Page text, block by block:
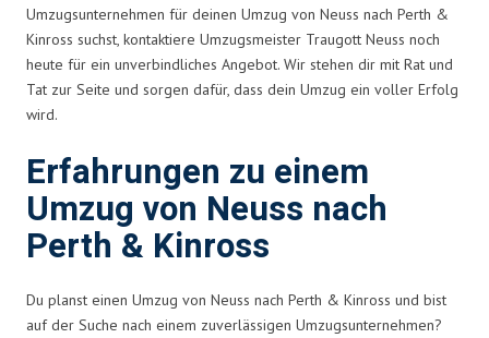
Umzugsunternehmen für deinen Umzug von Neuss nach Perth &
Kinross suchst, kontaktiere Umzugsmeister Traugott Neuss noch
heute für ein unverbindliches Angebot. Wir stehen dir mit Rat und
Tat zur Seite und sorgen dafür, dass dein Umzug ein voller Erfolg
wird.
Erfahrungen zu einem
Umzug von Neuss nach
Perth & Kinross
Du planst einen Umzug von Neuss nach Perth & Kinross und bist
auf der Suche nach einem zuverlässigen Umzugsunternehmen?